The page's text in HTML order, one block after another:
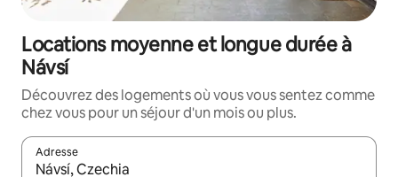
Locations moyenne et longue durée à
Návsí
Découvrez des logements où vous vous sentez comme
chez vous pour un séjour d'un mois ou plus.
Adresse
Lorsque les résultats s'affichent, utilisez les flèches vers le